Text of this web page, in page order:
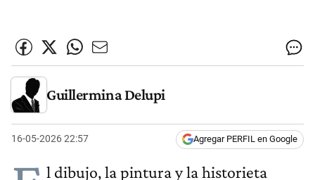
Guillermina Delupi
16-05-2026 22:57 Agregar PERFIL en Google
l dibujo, la pintura y la historieta